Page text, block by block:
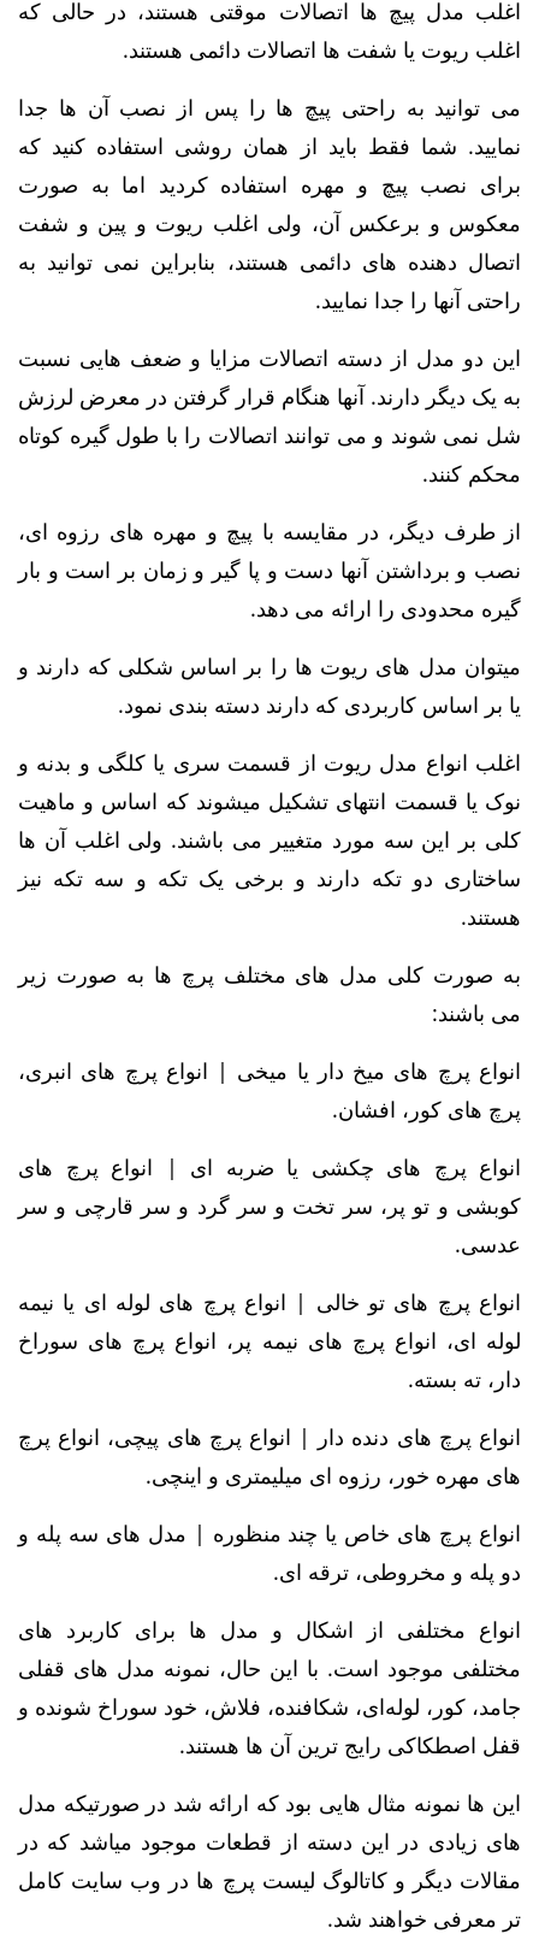
اغلب مدل پیچ ها اتصالات موقتی هستند، در حالی که
اغلب ریوت یا شفت ها اتصالات دائمی هستند.
می توانید به راحتی پیچ ها را پس از نصب آن ها جدا
نمایید. شما فقط باید از همان روشی استفاده کنید که
برای نصب پیچ و مهره استفاده کردید اما به صورت
معکوس و برعکس آن، ولی اغلب ریوت و پین و شفت
اتصال دهنده های دائمی هستند، بنابراین نمی توانید به
راحتی آنها را جدا نمایید.
این دو مدل از دسته اتصالات مزایا و ضعف هایی نسبت
به یک دیگر دارند. آنها هنگام قرار گرفتن در معرض لرزش
شل نمی شوند و می توانند اتصالات را با طول گیره کوتاه
محکم کنند.
از طرف دیگر، در مقایسه با پیچ و مهره های رزوه ای،
نصب و برداشتن آنها دست و پا گیر و زمان بر است و بار
گیره محدودی را ارائه می دهد.
میتوان مدل های ریوت ها را بر اساس شکلی که دارند و
یا بر اساس کاربردی که دارند دسته بندی نمود.
اغلب انواع مدل ریوت از قسمت سری یا کلگی و بدنه و
نوک یا قسمت انتهای تشکیل میشوند که اساس و ماهیت
کلی بر این سه مورد متغییر می باشند. ولی اغلب آن ها
ساختاری دو تکه دارند و برخی یک تکه و سه تکه نیز
هستند.
به صورت کلی مدل های مختلف پرچ ها به صورت زیر
می باشند:
انواع پرچ های میخ دار یا میخی | انواع پرچ های انبری،
پرچ های کور، افشان.
انواع پرچ های چکشی یا ضربه ای | انواع پرچ های
کوبشی و تو پر، سر تخت و سر گرد و سر قارچی و سر
عدسی.
انواع پرچ های تو خالی | انواع پرچ های لوله ای یا نیمه
لوله ای، انواع پرچ های نیمه پر، انواع پرچ های سوراخ
دار، ته بسته.
انواع پرچ های دنده دار | انواع پرچ های پیچی، انواع پرچ
های مهره خور، رزوه ای میلیمتری و اینچی.
انواع پرچ های خاص یا چند منظوره | مدل های سه پله و
دو پله و مخروطی، ترقه ای.
انواع مختلفی از اشکال و مدل ها برای کاربرد های
مختلفی موجود است. با این حال، نمونه مدل های قفلی
جامد، کور، لوله‌ای، شکافنده، فلاش، خود سوراخ‌ شونده و
قفل اصطکاکی رایج‌ ترین آن ها هستند.
این ها نمونه مثال هایی بود که ارائه شد در صورتیکه مدل
های زیادی در این دسته از قطعات موجود میاشد که در
مقالات دیگر و کاتالوگ لیست پرچ ها در وب سایت کامل
تر معرفی خواهند شد.